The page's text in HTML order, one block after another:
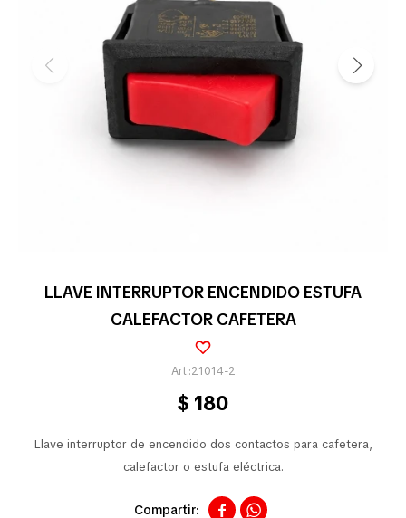
LLAVE INTERRUPTOR ENCENDIDO ESTUFA
CALEFACTOR CAFETERA
21014-2
$ 180
Llave interruptor de encendido dos contactos para cafetera,
calefactor o estufa eléctrica.
 
Lavadoras y lavavajillas
Secarropas
Refrigeración
Limpieza vehícular